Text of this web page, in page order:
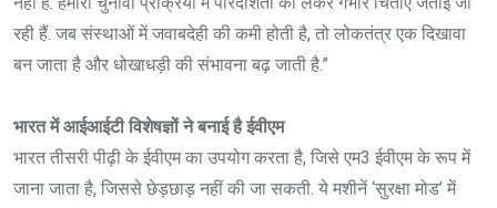
रही हैं. जब संस्थाओं में जवाबदेही की कमी होती है, तो लोकतंत्र एक दिखावा
बन जाता है और धोखाधड़ी की संभावना बढ़ जाती है.”
भारत में आईआईटी विशेषज्ञों ने बनाई है ईवीएम
भारत तीसरी पीढ़ी के ईवीएम का उपयोग करता है, जिसे एम3 ईवीएम के रूप में
जाना जाता है, जिससे छेड़छाड़ नहीं की जा सकती. ये मशीनें ‘सुरक्षा मोड’ में